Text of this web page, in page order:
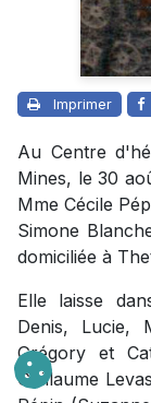
Imprimer
Au Centre
Mines, le 30
Mme Cécile
Simone
domiciliée à
Elle laisse
Denis, Lucie,
Grégory et
Guillaume